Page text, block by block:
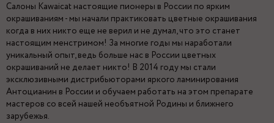
Салоны Kawaicat настоящие пионеры в России по ярким
окрашиваниям - мы начали практиковать цветные окрашивания
когда в них никто еще не верил и не думал, что это станет
настоящим менстримом! За многие годы мы наработали
уникальный опыт, ведь больше нас в России цветных
окрашиваний не делает никто! В 2014 году мы стали
эксклюзивными дистрибьюторами яркого ламинирования
Антоцианин в России и обучаем работать на этом препарате
мастеров со всей нашей необъятной Родины и ближнего
зарубежья.